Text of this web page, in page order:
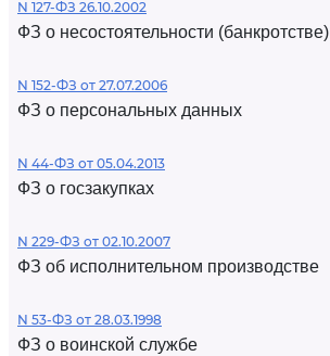
N 127-ФЗ 26.10.2002
ФЗ о несостоятельности (банкротстве)
N 152-ФЗ от 27.07.2006
ФЗ о персональных данных
N 44-ФЗ от 05.04.2013
ФЗ о госзакупках
N 229-ФЗ от 02.10.2007
ФЗ об исполнительном производстве
N 53-ФЗ от 28.03.1998
ФЗ о воинской службе